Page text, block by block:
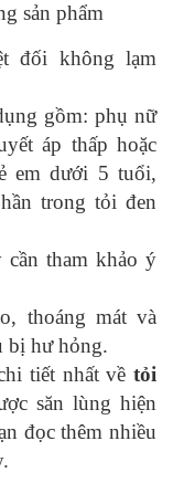
sản phẩm
đối không lạm
gồm: phụ nữ
áp thấp hoặc
em dưới 5 tuổi,
trong tỏi đen
tham khảo ý
thoáng mát và
bị hư hỏng.
tiết nhất về tỏi
săn lùng hiện
đọc thêm nhiều